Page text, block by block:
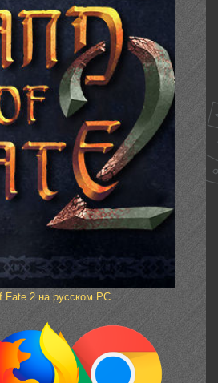
Fate 2 на русском PC